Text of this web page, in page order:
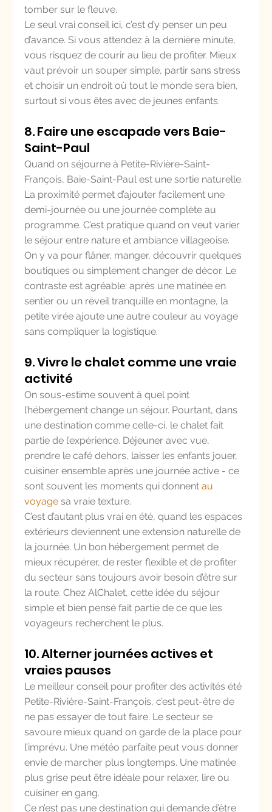
tomber sur le fleuve.
Le seul vrai conseil ici, c’est d’y penser un peu
d’avance. Si vous attendez à la dernière minute,
vous risquez de courir au lieu de profiter. Mieux
vaut prévoir un souper simple, partir sans stress
et choisir un endroit où tout le monde sera bien,
surtout si vous êtes avec de jeunes enfants.
8. Faire une escapade vers Baie-
Saint-Paul
Quand on séjourne à Petite-Rivière-Saint-
François, Baie-Saint-Paul est une sortie naturelle.
La proximité permet d’ajouter facilement une
demi-journée ou une journée complète au
programme. C’est pratique quand on veut varier
le séjour entre nature et ambiance villageoise.
On y va pour flâner, manger, découvrir quelques
boutiques ou simplement changer de décor. Le
contraste est agréable: après une matinée en
sentier ou un réveil tranquille en montagne, la
petite virée ajoute une autre couleur au voyage
sans compliquer la logistique.
9. Vivre le chalet comme une vraie
activité
On sous-estime souvent à quel point
l’hébergement change un séjour. Pourtant, dans
une destination comme celle-ci, le chalet fait
partie de l’expérience. Déjeuner avec vue,
prendre le café dehors, laisser les enfants jouer,
cuisiner ensemble après une journée active - ce
sont souvent les moments qui donnent au
voyage sa vraie texture.
C’est d’autant plus vrai en été, quand les espaces
extérieurs deviennent une extension naturelle de
la journée. Un bon hébergement permet de
mieux récupérer, de rester flexible et de profiter
du secteur sans toujours avoir besoin d’être sur
la route. Chez AlChalet, cette idée du séjour
simple et bien pensé fait partie de ce que les
voyageurs recherchent le plus.
10. Alterner journées actives et
vraies pauses
Le meilleur conseil pour profiter des activités été
Petite-Rivière-Saint-François, c’est peut-être de
ne pas essayer de tout faire. Le secteur se
savoure mieux quand on garde de la place pour
l’imprévu. Une météo parfaite peut vous donner
envie de marcher plus longtemps. Une matinée
plus grise peut être idéale pour relaxer, lire ou
cuisiner en gang.
Ce n’est pas une destination qui demande d’être